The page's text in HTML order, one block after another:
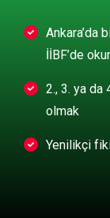
Ankara’da
İİBF’de
2., 3. ya da
olmak
Yenilikçi